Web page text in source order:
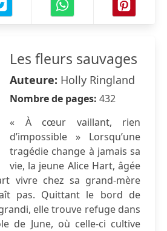
Les fleurs sauvages
Auteure: Holly Ringland
Nombre de pages: 432
« À cœur vaillant, rien
d’impossible » Lorsqu’une
tragédie change à jamais sa
vie, la jeune Alice Hart, âgée
vivre chez sa grand-mère
pas. Quittant le bord de
elle trouve refuge dans
de June, où celle-ci cultive